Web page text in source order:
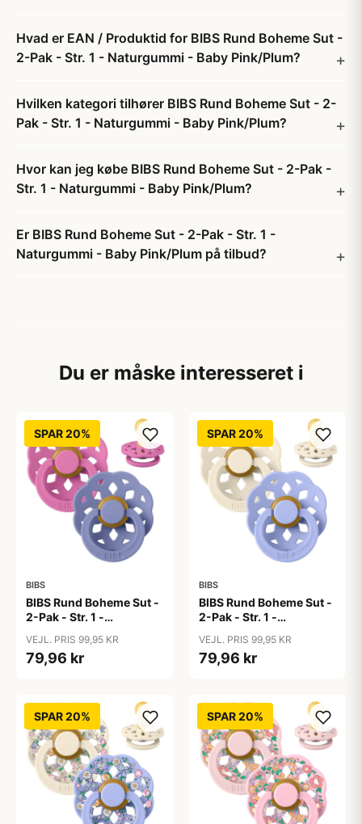
Hvad er EAN / Produktid for BIBS Rund Boheme Sut -
2-Pak - Str. 1 - Naturgummi - Baby Pink/Plum?
Hvilken kategori tilhører BIBS Rund Boheme Sut - 2-
Pak - Str. 1 - Naturgummi - Baby Pink/Plum?
Hvor kan jeg købe BIBS Rund Boheme Sut - 2-Pak -
Str. 1 - Naturgummi - Baby Pink/Plum?
Er BIBS Rund Boheme Sut - 2-Pak - Str. 1 -
Naturgummi - Baby Pink/Plum på tilbud?
Du er måske interesseret i
SPAR 20%
BIBS
BIBS Rund Boheme Sut -
2-Pak - Str. 1 -
Bubblegum/Peri
VEJL. PRIS 99,95 KR
79,96 kr
SPAR 20%
BIBS
BIBS Rund Boheme Sut -
2-Pak - Str. 1 -
Ivory/Hush
VEJL. PRIS 99,95 KR
79,96 kr
SPAR 20% SPAR 20%